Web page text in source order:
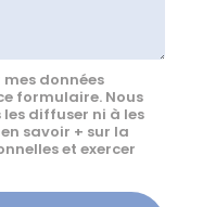
données
formulaire. Nous
diffuser ni à les
savoir + sur la
et exercer